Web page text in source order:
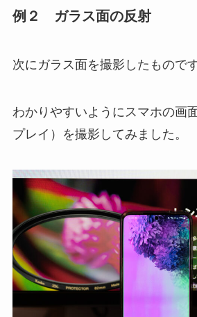
例２ ガラス面の反射
次にガラス面を撮影したものです
わかりやすいようにスマホの画
プレイ）を撮影してみました。